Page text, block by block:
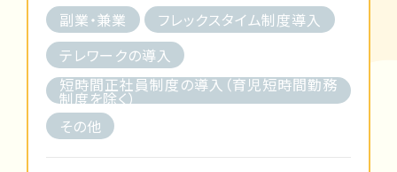
副業・兼業
フレックスタイム制度導入
テレワークの導入
短時間正社員制度の導入（育児短時間勤務
制度を除く）
その他